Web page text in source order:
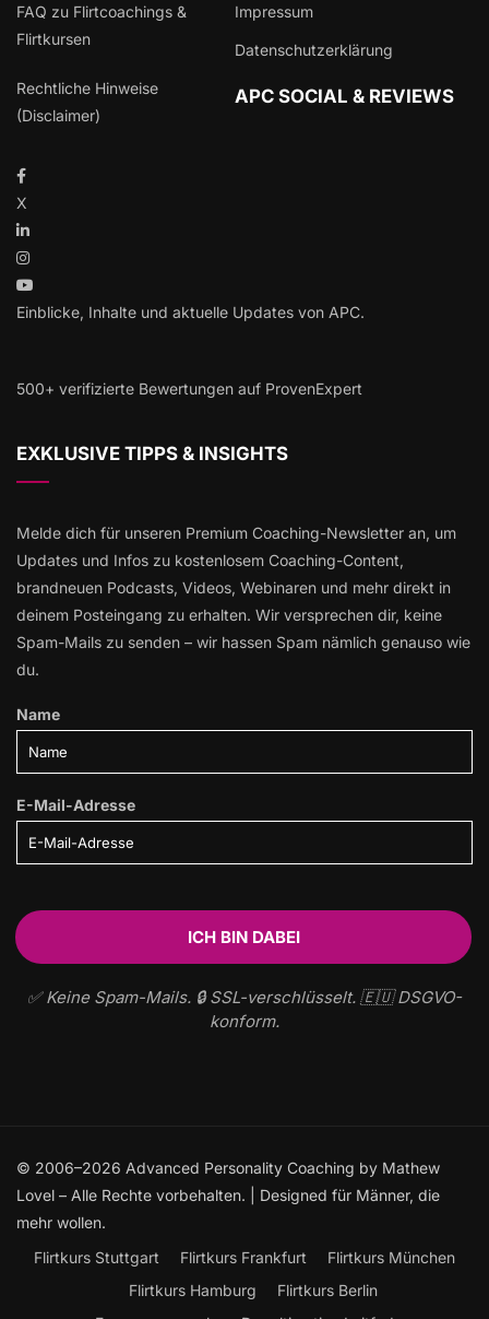
FAQ zu Flirtcoachings &
Flirtkursen
Impressum
Datenschutzerklärung
Rechtliche Hinweise
(Disclaimer)
APC SOCIAL & REVIEWS
X
Einblicke, Inhalte und aktuelle Updates von APC.
500+ verifizierte Bewertungen auf ProvenExpert
EXKLUSIVE TIPPS & INSIGHTS
Melde dich für unseren Premium Coaching-Newsletter an, um
Updates und Infos zu kostenlosem Coaching-Content,
brandneuen Podcasts, Videos, Webinaren und mehr direkt in
deinem Posteingang zu erhalten. Wir versprechen dir, keine
Spam-Mails zu senden – wir hassen Spam nämlich genauso wie
du.
Name
E-Mail-Adresse
✅ Keine Spam-Mails. 🔒 SSL-verschlüsselt. 🇪🇺 DSGVO-
konform.
© 2006–2026 Advanced Personality Coaching by Mathew
Lovel – Alle Rechte vorbehalten. | Designed für Männer, die
mehr wollen.
Flirtkurs Stuttgart
Flirtkurs Frankfurt
Flirtkurs München
Flirtkurs Hamburg
Flirtkurs Berlin